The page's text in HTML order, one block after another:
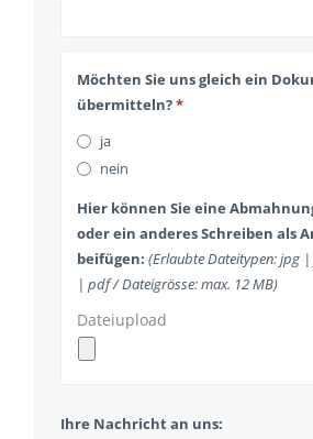
Möchten Sie uns gleich ein
übermitteln?*
ja
nein
Hier können Sie eine
oder ein anderes Schreiben als
beifügen: (Erlaubte Dateitypen: jpg
| pdf / Dateigrösse: max. 12 MB)
Dateiupload
Ihre Nachricht an uns: